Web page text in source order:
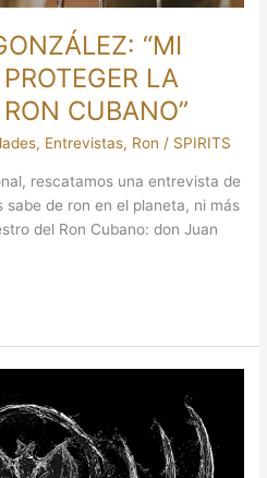
“MI
LA
CUBANO”
, Entrevistas, Ron / SPIRITS
rescatamos una entrevista de
sabe de ron en el planeta, ni más
del Ron Cubano: don Juan